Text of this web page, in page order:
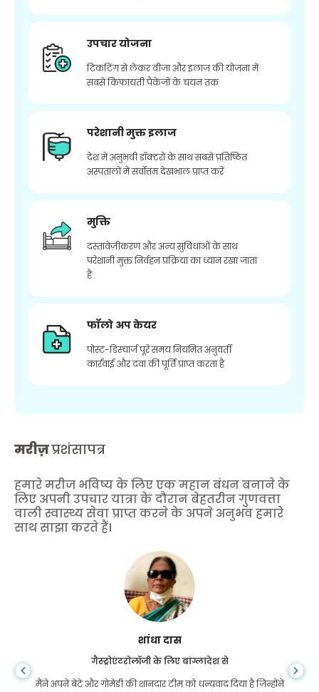
उपचार योजना
टिकटिंग से लेकर वीजा और इलाज की योजना में
सबसे किफायती पैकेजों के चयन तक
परेशानी मुक्त इलाज
देश में अनुभवी डॉक्टरों के साथ सबसे प्रतिष्ठित
अस्पतालों में सर्वोत्तम देखभाल प्राप्त करें
मुक्ति
दस्तावेज़ीकरण और अन्य सुविधाओं के साथ
परेशानी मुक्त निर्वहन प्रक्रिया का ध्यान रखा जाता
है
फॉलो अप केयर
पोस्ट-डिस्चार्ज पूरे समय नियमित अनुवर्ती
कार्रवाई और दवा की पूर्ति प्राप्त करता है
मरीज़प्रशंसापत्र
हमारे मरीज भविष्य के लिए एक महान बंधन बनाने के
लिए अपनी उपचार यात्रा के दौरान बेहतरीन गुणवत्ता
वाली स्वास्थ्य सेवा प्राप्त करने के अपने अनुभव हमारे
साथ साझा करते हैं।
शांधा दास
गैस्ट्रोएंटरोलॉजी के लिए बांग्लादेश से
मैंने अपने बेटे और गोमेडी की शानदार टीम को धन्यवाद दिया है जिन्होंने